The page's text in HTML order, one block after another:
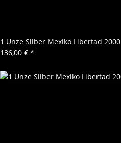
1 Unze Silber Mexiko Libertad 2000
136,00 € *